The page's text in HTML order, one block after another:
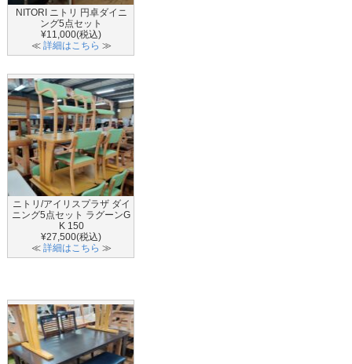
NITORI ニトリ 円卓ダイニ
ング5点セット
¥11,000(税込)
≪ 詳細はこちら ≫
ニトリ/アイリスプラザ ダイ
ニング5点セット ラグーンG
K 150
¥27,500(税込)
≪ 詳細はこちら ≫